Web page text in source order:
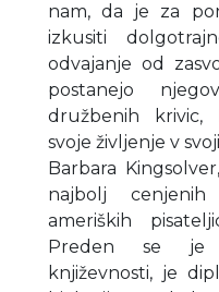
nam, da je za
izkusiti
odvajanje od
postanejo
družbenih krivic,
svoje življenje v
Barbara
najbolj
ameriških
Preden se je
književnosti, je